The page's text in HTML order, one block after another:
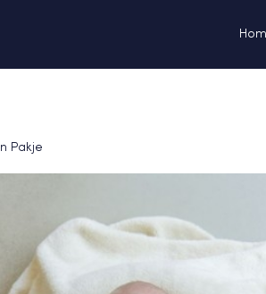
Pakje